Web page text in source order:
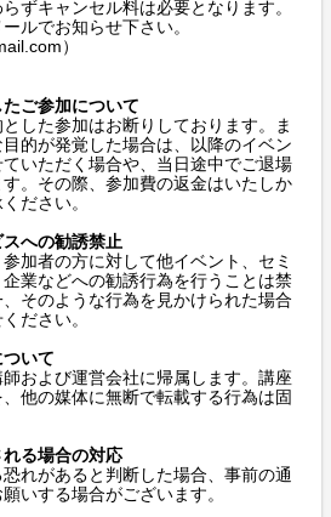
ずキャンセル料は必要となります。
ルでお知らせ下さい。
）
ご参加について
した参加はお断りしております。ま
的が発覚した場合は、以降のイベン
いただく場合や、当日途中でご退場
。その際、参加費の返金はいたしか
ださい。
への勧誘禁止
加者の方に対して他イベント、セミ
業などへの勧誘行為を行うことは禁
そのような行為を見かけられた場合
ださい。
いて
および運営会社に帰属します。講座
他の媒体に無断で転載する行為は固
る場合の対応
れがあると判断した場合、事前の通
いする場合がございます。